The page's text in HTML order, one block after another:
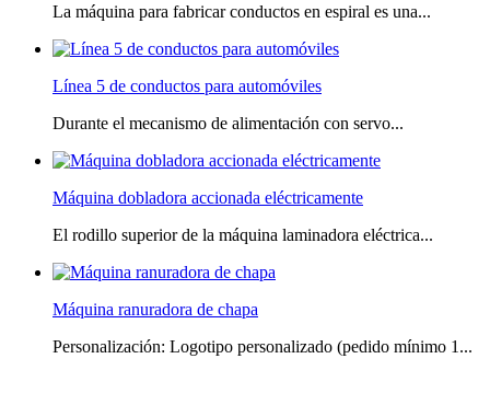
La máquina para fabricar conductos en espiral es una...
Línea 5 de conductos para automóviles
Durante el mecanismo de alimentación con servo...
Máquina dobladora accionada eléctricamente
El rodillo superior de la máquina laminadora eléctrica...
Máquina ranuradora de chapa
Personalización: Logotipo personalizado (pedido mínimo 1...